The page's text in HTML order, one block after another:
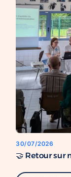
30/07/2026
🤝 Retour sur